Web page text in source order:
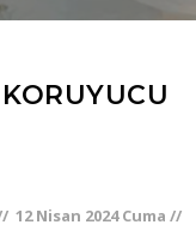
Nisan 2024 Cuma //